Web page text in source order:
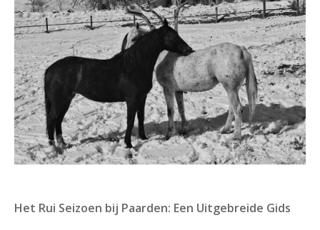
Het Rui Seizoen bij Paarden: Een Uitgebreide Gids